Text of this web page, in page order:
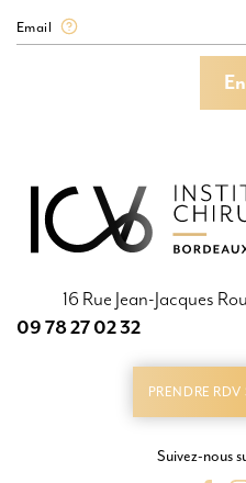
Email
PRENDRE RDV
16 Rue Jean-Jacques
09 78 27 02 32
Suivez-nous